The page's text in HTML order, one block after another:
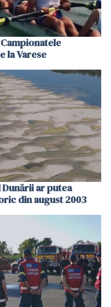
la Varese
ar putea
din august 2003